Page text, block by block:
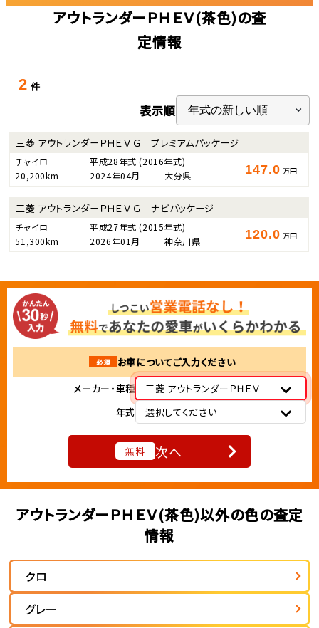
アウトランダーＰＨＥＶ(茶色)の査
定情報
2 件
表示順
三菱 アウトランダーＰＨＥＶ Ｇ プレミアムパッケージ
チャイロ 平成28年式(2016年式)
20,200km
2024年04月 大分県 147.0 万円
三菱 アウトランダーＰＨＥＶ Ｇ ナビパッケージ
チャイロ 平成27年式(2015年式)
51,300km
2026年01月 神奈川県 120.0 万円
必須
お車についてご入力ください
メーカー・車種
三菱 アウトランダーＰＨＥＶ
年式
選択してください
無料 次へ
アウトランダーＰＨＥＶ(茶色)以外の色の査定
情報
クロ
グレー